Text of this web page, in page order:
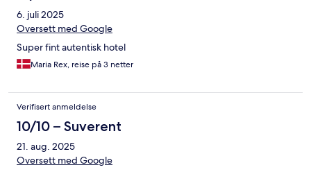
6. juli 2025
Oversett med Google
Super fint autentisk hotel
Maria Rex, reise på 3 netter
Verifisert anmeldelse
10/10 – Suverent
21. aug. 2025
Oversett med Google